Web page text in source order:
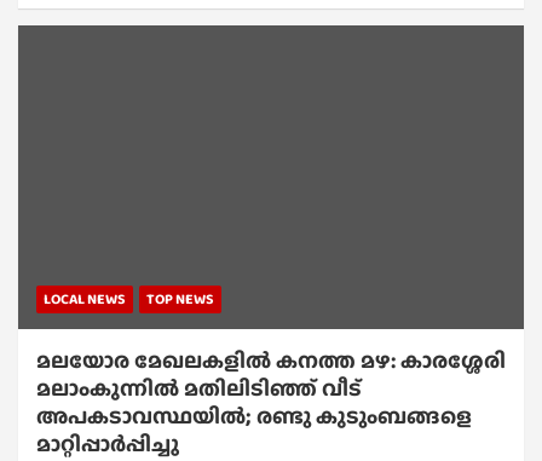
LOCAL NEWS TOP NEWS
മലയോര മേഖലകളിൽ കനത്ത മഴ: കാരശ്ശേരി
മലാംകുന്നിൽ മതിലിടിഞ്ഞ് വീട്
അപകടാവസ്ഥയിൽ; രണ്ടു കുടുംബങ്ങളെ
മാറ്റിപ്പാർപ്പിച്ചു